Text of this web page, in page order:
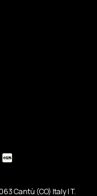
Cantù (CO) Italy | T.